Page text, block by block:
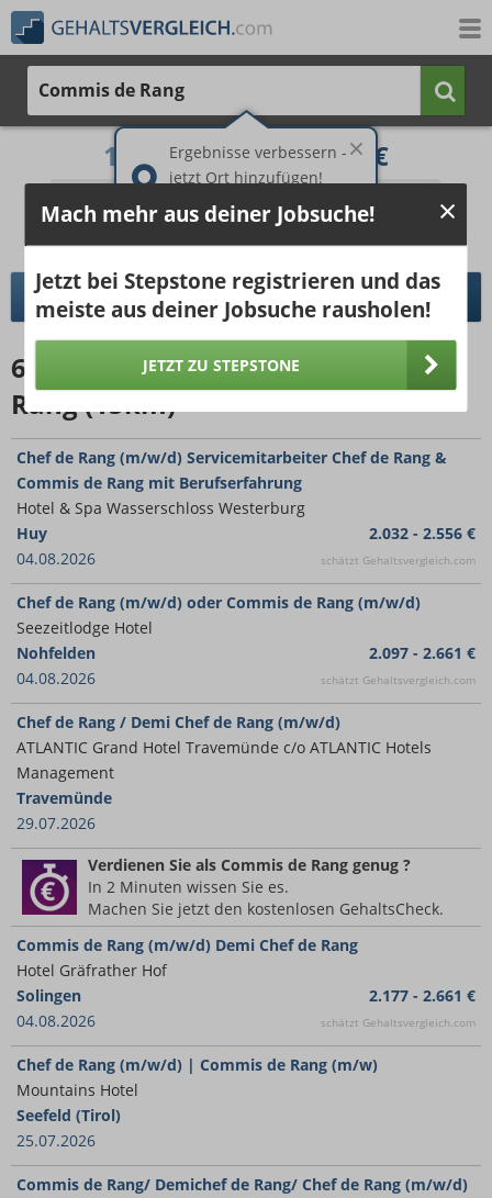
Ergebnisse verbessern -
jetzt Ort hinzufügen!
Ort hinzufügen
Commis de Rang
1.440 € 1.805 €
25% 50% 25%
Bruttogehalt bei 40 Wochenstunden.
pro Jahr pro Monat
DETAILLIERTER GEHALTSVERGLEICH
6832 Jobangebotefür Commis de
Rang (15km)
Chef de Rang (m/w/d) Servicemitarbeiter Chef de Rang &
Commis de Rang mit Berufserfahrung
Hotel & Spa Wasserschloss Westerburg
Huy
04.08.2026
2.032 - 2.556 €
schätzt Gehaltsvergleich.com
Chef de Rang (m/w/d) oder Commis de Rang (m/w/d)
Seezeitlodge Hotel
Nohfelden
04.08.2026
2.097 - 2.661 €
schätzt Gehaltsvergleich.com
Chef de Rang / Demi Chef de Rang (m/w/d)
ATLANTIC Grand Hotel Travemünde c/o ATLANTIC Hotels
Management
Travemünde
29.07.2026
Verdienen Sie als Commis de Rang genug ?
In 2 Minuten wissen Sie es.
Machen Sie jetzt den kostenlosen GehaltsCheck.
Commis de Rang (m/w/d) Demi Chef de Rang
Hotel Gräfrather Hof
Solingen
04.08.2026
2.177 - 2.661 €
schätzt Gehaltsvergleich.com
Chef de Rang (m/w/d) | Commis de Rang (m/w)
Mountains Hotel
Seefeld (Tirol)
25.07.2026
Commis de Rang/ Demichef de Rang/ Chef de Rang (m/w/d)
Mach mehr aus deiner Jobsuche!
Jetzt bei Stepstone registrieren und das
meiste aus deiner Jobsuche rausholen!
JETZT ZU STEPSTONE